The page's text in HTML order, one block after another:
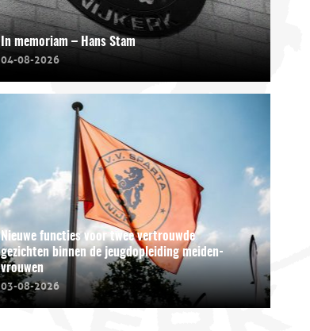
In memoriam – Hans Stam
04-08-2026
Nieuwe functies voor twee vertrouwde
gezichten binnen de jeugdopleiding meiden-
vrouwen
03-08-2026